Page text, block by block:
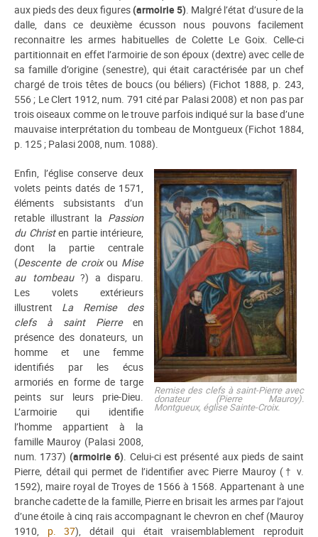
aux pieds des deux figures (armoirie 5). Malgré l’état d’usure de la
dalle, dans ce deuxième écusson nous pouvons facilement
reconnaitre les armes habituelles de Colette Le Goix. Celle-ci
partitionnait en effet l’armoirie de son époux (dextre) avec celle de
sa famille d’origine (senestre), qui était caractérisée par un chef
chargé de trois têtes de boucs (ou béliers) (Fichot 1888, p. 243,
556 ; Le Clert 1912, num. 791 cité par Palasi 2008) et non pas par
trois oiseaux comme on le trouve parfois indiqué sur la base d’une
mauvaise interprétation du tombeau de Montgueux (Fichot 1884,
p. 125 ; Palasi 2008, num. 1088).
Remise des clefs à saint-Pierre avec
donateur (Pierre Mauroy).
Montgueux, église Sainte-Croix.
Enfin, l’église conserve deux
volets peints datés de 1571,
éléments subsistants d’un
retable illustrant la Passion
du Christen partie intérieure,
dont la partie centrale
(Descente de croixou Mise
au tombeau?) a disparu.
Les volets extérieurs
illustrent La Remise des
clefs à saint Pierreen
présence des donateurs, un
homme et une femme
identifiés par les écus
armoriés en forme de targe
peints sur leurs prie-Dieu.
L’armoirie qui identifie
l’homme appartient à la
famille Mauroy (Palasi 2008,
num. 1737) (armoirie 6). Celui-ci est présenté aux pieds de saint
Pierre, détail qui permet de l’identifier avec Pierre Mauroy († v.
1592), maire royal de Troyes de 1566 à 1568. Appartenant à une
branche cadette de la famille, Pierre en brisait les armes par l’ajout
d’une étoile à cinq rais accompagnant le chevron en chef (Mauroy
1910, p. 37), détail qui était vraisemblablement reproduit